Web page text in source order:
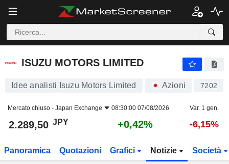
ISUZU MOTORS LIMITED
ISUZU MOTORS LIMITED
Idee analisti Isuzu Motors Limited Azioni 7202
Mercato chiuso - Japan Exchange 08:30:00 07/08/2026 Var. 1 gen.
2.289,50 JPY +0,42% -6,15%
Panoramica Quotazioni Grafici Notizie Società